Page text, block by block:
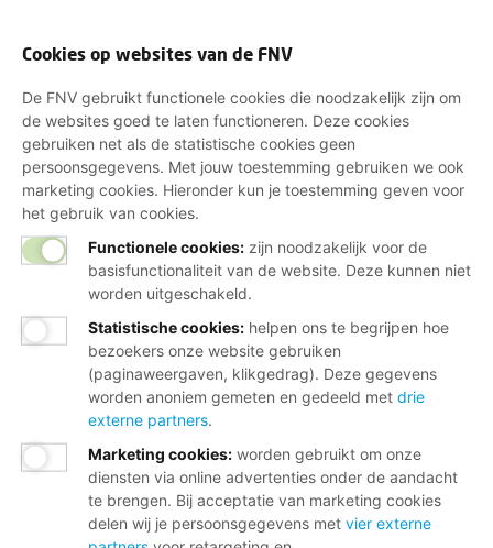
Cookies op websites van de FNV
De FNV gebruikt functionele cookies die noodzakelijk zijn om
de websites goed te laten functioneren. Deze cookies
gebruiken net als de statistische cookies geen
persoonsgegevens. Met jouw toestemming gebruiken we ook
marketing cookies. Hieronder kun je toestemming geven voor
het gebruik van cookies.
Functionele cookies: zijn noodzakelijk voor de
basisfunctionaliteit van de website. Deze kunnen niet
worden uitgeschakeld.
Statistische cookies: helpen ons te begrijpen hoe
bezoekers onze website gebruiken
(paginaweergaven, klikgedrag). Deze gegevens
worden anoniem gemeten en gedeeld met drie
externe partners.
Marketing cookies: worden gebruikt om onze
diensten via online advertenties onder de aandacht
te brengen. Bij acceptatie van marketing cookies
delen wij je persoonsgegevens met vier externe